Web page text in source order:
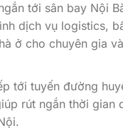
tới sân bay Nội
dịch vụ logistics,
ở cho chuyên gia
tới tuyến đường
rút ngắn thời gian